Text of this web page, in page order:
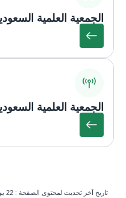
الجمعية العلمية
الجمعية العلمية
تاريخ آخر تحديث لمحتوى الصفحة : 22 يونيو 2026 بتمام الساعة 10:20 مساءً